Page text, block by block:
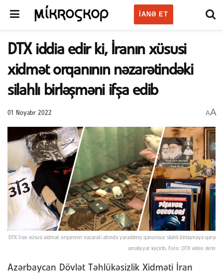
IANƏ ET
DTX iddia edir ki, İranın xüsusi
xidmət orqanının nəzarətindəki
silahlı birləşməni ifşa edib
01 Noyabr 2022 AA
DTX İran xüsusi xidmət orqanının nəzarəti altında yaradılmış qanunsuz silahlı birləşməyə qarşı
əməliyyat keçirib. Foto: DTX video skrin
Azərbaycan Dövlət Təhlükəsizlik Xidməti İran